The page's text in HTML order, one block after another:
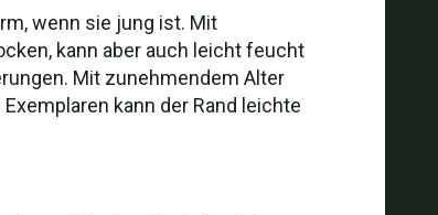
wenn sie jung ist. Mit
kann aber auch leicht feucht
Mit zunehmendem Alter
kann der Rand leichte